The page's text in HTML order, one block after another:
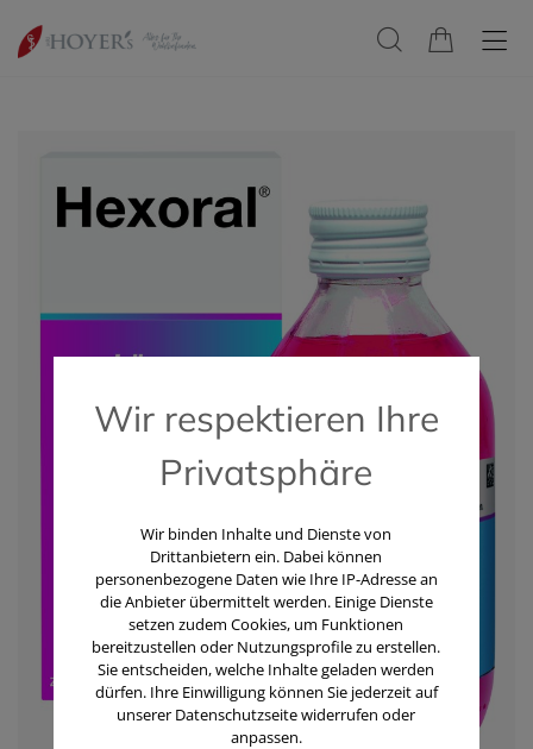
Wir respektieren Ihre
Privatsphäre
Wir binden Inhalte und Dienste von
Drittanbietern ein. Dabei können
personenbezogene Daten wie Ihre IP-Adresse an
die Anbieter übermittelt werden. Einige Dienste
setzen zudem Cookies, um Funktionen
bereitzustellen oder Nutzungsprofile zu erstellen.
Sie entscheiden, welche Inhalte geladen werden
dürfen. Ihre Einwilligung können Sie jederzeit auf
unserer Datenschutzseite widerrufen oder
anpassen.